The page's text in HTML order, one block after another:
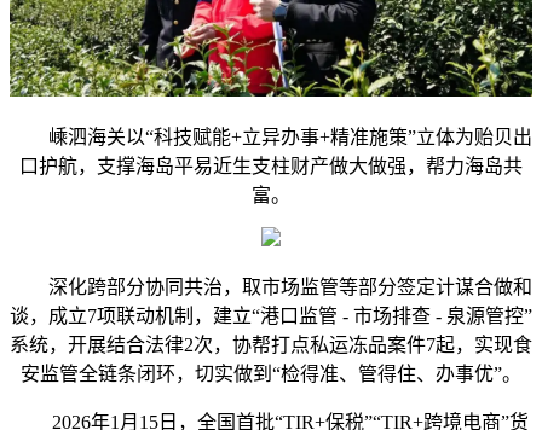
嵊泗海关以“科技赋能+立异办事+精准施策”立体为贻贝出
口护航，支撑海岛平易近生支柱财产做大做强，帮力海岛共
富。
深化跨部分协同共治，取市场监管等部分签定计谋合做和
谈，成立7项联动机制，建立“港口监管 - 市场排查 - 泉源管控”
系统，开展结合法律2次，协帮打点私运冻品案件7起，实现食
安监管全链条闭环，切实做到“检得准、管得住、办事优”。
2026年1月15日，全国首批“TIR+保税”“TIR+跨境电商”货